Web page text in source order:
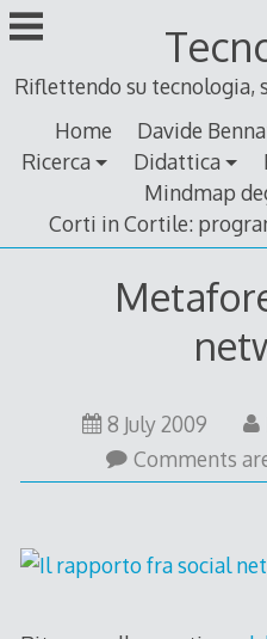
Skip
to
Riflettendo su tecnologia,
Home
Davide
Ricerca
Didattica
Mindmap
Corti in Cortile:
8 July 2009
July
Comments